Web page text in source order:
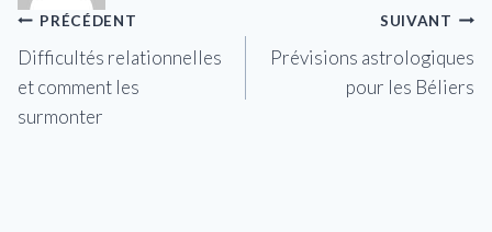
Navigation
de
l’article
PRÉCÉDENT
Difficultés relationnelles
et comment les
surmonter
SUIVANT
Prévisions astrologiques
pour les Béliers